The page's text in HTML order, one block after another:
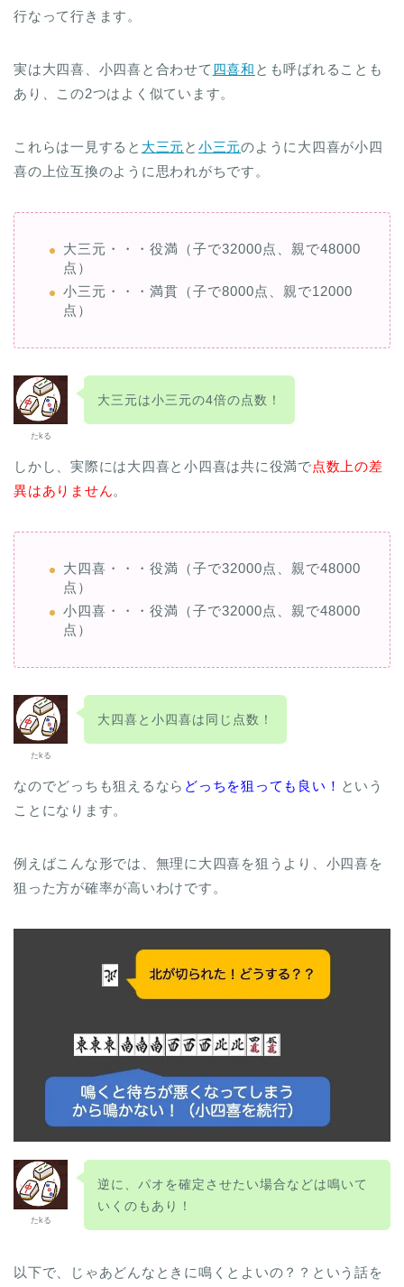
行なって行きます。
実は大四喜、小四喜と合わせて 四喜和 とも呼ばれることも
あり、この2つはよく似ています。
これらは一見すると 大三元と 小三元のように大四喜が小四
喜の上位互換のように思われがちです。
大三元・・・役満（子で32000点、親で48000
点）
小三元・・・満貫（子で8000点、親で12000
点）
たkる
大三元は小三元の4倍の点数！
しかし、実際には大四喜と小四喜は共に役満で点数上の差
異はありません。
大四喜・・・役満（子で32000点、親で48000
点）
小四喜・・・役満（子で32000点、親で48000
点）
たkる
大四喜と小四喜は同じ点数！
なのでどっちも狙えるなら どっちを狙っても良い！ という
ことになります。
例えばこんな形では、無理に大四喜を狙うより、小四喜を
狙った方が確率が高いわけです。
たkる
逆に、パオを確定させたい場合などは鳴いて
いくのもあり！
以下で、じゃあどんなときに鳴くとよいの？？という話を